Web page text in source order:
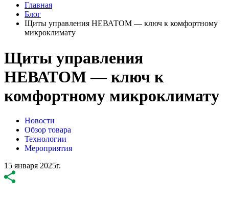
Главная
Блог
Щиты управления НЕВАТОМ — ключ к комфортному
микроклимату
Щиты управления
НЕВАТОМ — ключ к
комфортному микроклимату
Новости
Обзор товара
Технологии
Мероприятия
15 января 2025г.